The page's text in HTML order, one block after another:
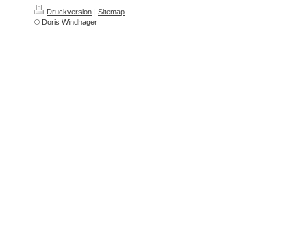
Druckversion | Sitemap
© Doris Windhager